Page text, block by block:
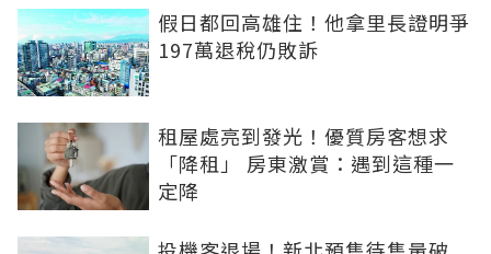
假日都回高雄住！他拿里長證明爭
197萬退稅仍敗訴
租屋處亮到發光！優質房客想求
「降租」 房東激賞：遇到這種一
定降